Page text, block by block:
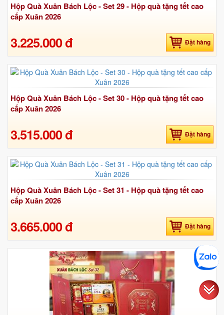
Hộp Quà Xuân Bách Lộc - Set 29 - Hộp quà tặng tết cao
cấp Xuân 2026
3.225.000 đ Đặt hàng
Hộp Quà Xuân Bách Lộc - Set 30 - Hộp quà tặng tết cao
cấp Xuân 2026
3.515.000 đ Đặt hàng
Hộp Quà Xuân Bách Lộc - Set 31 - Hộp quà tặng tết cao
cấp Xuân 2026
3.665.000 đ Đặt hàng